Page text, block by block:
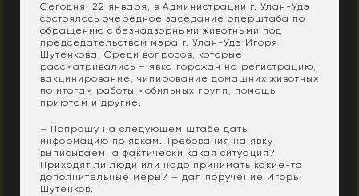
Сегодня, 22 января, в Администрации г. Улан-Удэ
состоялось очередное заседание оперштаба по
обращению с безнадзорными животными под
председательством мэра г. Улан-Удэ Игоря
Шутенкова. Среди вопросов, которые
рассматривались – явка горожан на регистрацию,
вакцинирование, чипирование домашних животных
по итогам работы мобильных групп, помощь
приютам и другие.
– Попрошу на следующем штабе дать
информацию по явкам. Требования на явку
выписываем, а фактически какая ситуация?
Приходят ли люди или надо принимать какие-то
дополнительные меры? – дал поручение Игорь
Шутенков.